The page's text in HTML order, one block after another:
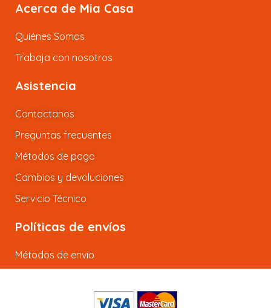
Acerca de Mia Casa
Quiénes Somos
Trabaja con nosotros
Asistencia
Contactanos
Preguntas frecuentes
Métodos de pago
Cambios y devoluciones
Servicio Técnico
Políticas de envíos
Métodos de envío